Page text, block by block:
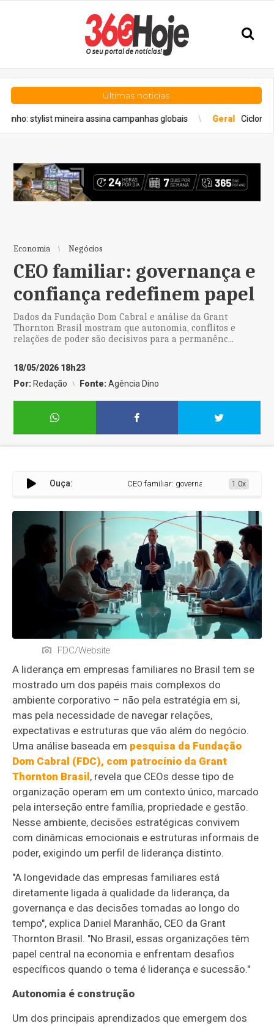
Últimas notícias
mineira assina campanhas globais Geral Ciclone: veja
Economia Negócios
CEO familiar: governança e
confiança redefinem papel
Dados da Fundação Dom Cabral e análise da Grant
Thornton Brasil mostram que autonomia, conflitos e
relações de poder são decisivos para a permanênc...
18/05/2026 18h23
Por: Redação Fonte:Agência Dino
Ouça: CEO familiar: governança e confiança
1.0x
FDC/Website
A liderança em empresas familiares no Brasil tem se
mostrado um dos papéis mais complexos do
ambiente corporativo – não pela estratégia em si,
mas pela necessidade de navegar relações,
expectativas e estruturas que vão além do negócio.
Uma análise baseada em pesquisa da Fundação
Dom Cabral (FDC), com patrocínio da Grant
Thornton Brasil, revela que CEOs desse tipo de
organização operam em um contexto único, marcado
pela interseção entre família, propriedade e gestão.
Nesse ambiente, decisões estratégicas convivem
com dinâmicas emocionais e estruturas informais de
poder, exigindo um perfil de liderança distinto.
"A longevidade das empresas familiares está
diretamente ligada à qualidade da liderança, da
governança e das decisões tomadas ao longo do
tempo", explica Daniel Maranhão, CEO da Grant
Thornton Brasil. "No Brasil, essas organizações têm
papel central na economia e enfrentam desafios
específicos quando o tema é liderança e sucessão."
Autonomia é construção
Um dos principais aprendizados que emergem dos